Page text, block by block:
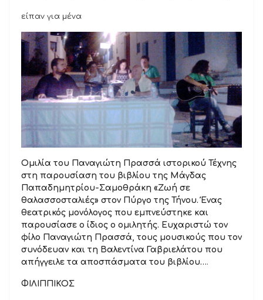
είπαν για μένα
Ομιλία του Παναγιώτη Πρασσά ιστορικού Τέχνης
στη παρουσίαση του βιβλίου της Μάγδας
Παπαδημητρίου-Σαμοθράκη «Ζωή σε
θαλασσοσταλιές» στον Πύργο της Τήνου. Ένας
θεατρικός μονόλογος που εμπνεύστηκε και
παρουσίασε ο ίδιος ο ομιλητής. Ευχαριστώ τον
φίλο Παναγιώτη Πρασσά, τους μουσικούς που τον
συνόδευαν και τη Βαλεντίνα Γαβριελάτου που
απήγγειλε τα αποσπάσματα του βιβλίου….
ΦΙΛΙΠΠΙΚΟΣ